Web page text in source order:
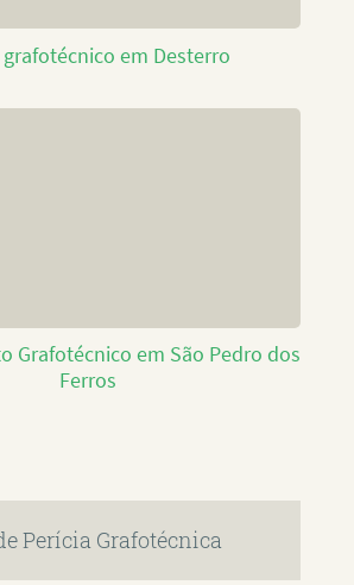
em Desterro
Grafotécnico em São Pedro dos
Ferros
Perícia Grafotécnica